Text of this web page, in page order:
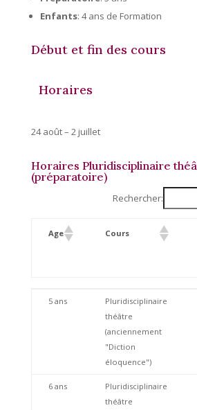
Enfants: 4 ans de Formation
Début et fin des cours
Horaires
24 août – 2 juillet
Horaires Pluridisciplinaire
(préparatoire)
Rechercher:
Age Cours
Age Cours
5 ans
Pluridisciplinaire
théâtre
(anciennement
"Diction
éloquence")
6 ans
Pluridisciplinaire
théâtre